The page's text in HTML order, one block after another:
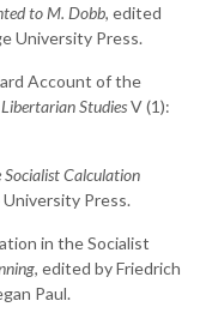
to M. Dobb, edited
University Press.
Account of the
StudiesV (1):
Calculation
University Press.
in the Socialist
, edited by Friedrich
Paul.